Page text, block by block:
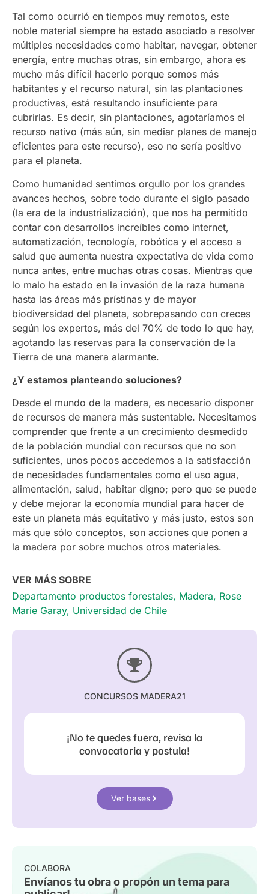
Tal como ocurrió en tiempos muy remotos, este
noble material siempre ha estado asociado a resolver
múltiples necesidades como habitar, navegar, obtener
energía, entre muchas otras, sin embargo, ahora es
mucho más difícil hacerlo porque somos más
habitantes y el recurso natural, sin las plantaciones
productivas, está resultando insuficiente para
cubrirlas. Es decir, sin plantaciones, agotaríamos el
recurso nativo (más aún, sin mediar planes de manejo
eficientes para este recurso), eso no sería positivo
para el planeta.
Como humanidad sentimos orgullo por los grandes
avances hechos, sobre todo durante el siglo pasado
(la era de la industrialización), que nos ha permitido
contar con desarrollos increíbles como internet,
automatización, tecnología, robótica y el acceso a
salud que aumenta nuestra expectativa de vida como
nunca antes, entre muchas otras cosas. Mientras que
lo malo ha estado en la invasión de la raza humana
hasta las áreas más prístinas y de mayor
biodiversidad del planeta, sobrepasando con creces
según los expertos, más del 70% de todo lo que hay,
agotando las reservas para la conservación de la
Tierra de una manera alarmante.
¿Y estamos planteando soluciones?
Desde el mundo de la madera, es necesario disponer
de recursos de manera más sustentable. Necesitamos
comprender que frente a un crecimiento desmedido
de la población mundial con recursos que no son
suficientes, unos pocos accedemos a la satisfacción
de necesidades fundamentales como el uso agua,
alimentación, salud, habitar digno; pero que se puede
y debe mejorar la economía mundial para hacer de
este un planeta más equitativo y más justo, estos son
más que sólo conceptos, son acciones que ponen a
la madera por sobre muchos otros materiales.
VER MÁS SOBRE
Departamento productos forestales, Madera, Rose
Marie Garay, Universidad de Chile
CONCURSOS MADERA21
¡No te quedes fuera, revisa la
convocatoria y postula!
Ver bases
COLABORA
Envíanos tu obra o propón un tema para